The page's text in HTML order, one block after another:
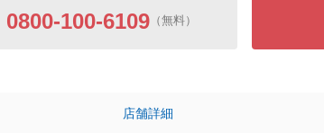
0800-100-6109 （無料）
店舗詳細